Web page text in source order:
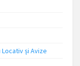
și Avize